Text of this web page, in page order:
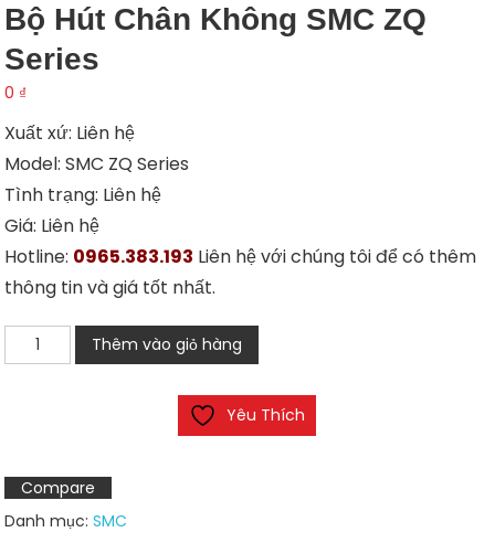
Bộ Hút Chân Không SMC ZQ
Series
0 ₫
Xuất xứ: Liên hệ
Model: SMC ZQ Series
Tình trạng: Liên hệ
Giá: Liên hệ
Hotline: 0965.383.193 Liên hệ với chúng tôi để có thêm
thông tin và giá tốt nhất.
hút
ZQ
Series
số
Thêm vào giỏ hàng
Yêu Thích
Compare
Danh mục:SMC